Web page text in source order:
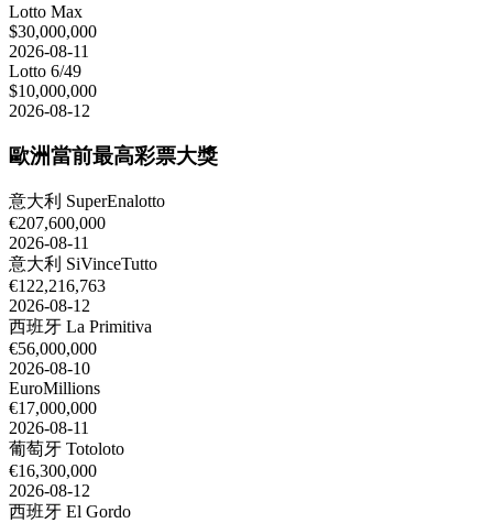
Lotto Max
$30,000,000
2026-08-11
Lotto 6/49
$10,000,000
2026-08-12
歐洲當前最高彩票大獎
意大利 SuperEnalotto
€207,600,000
2026-08-11
意大利 SiVinceTutto
€122,216,763
2026-08-12
西班牙 La Primitiva
€56,000,000
2026-08-10
EuroMillions
€17,000,000
2026-08-11
葡萄牙 Totoloto
€16,300,000
2026-08-12
西班牙 El Gordo